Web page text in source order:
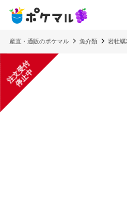
産直・通販のポケマル 魚介類 岩牡蠣
注
文
受
付
停
止
中